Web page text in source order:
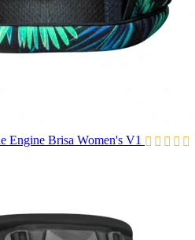
Engine Brisa Women's V1